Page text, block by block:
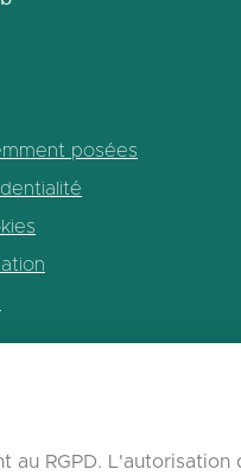
posées
RGPD. L'autorisation